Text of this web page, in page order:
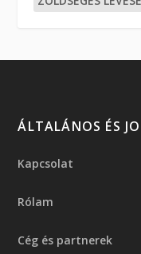
ÁLTALÁNOS ÉS
Kapcsolat
Rólam
Cég és partnerek